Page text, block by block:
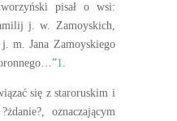
pisał o wsi:
j. w. Zamoyskich,
m. Jana Zamoyskiego
1.
się z staroruskim i
oznaczającym